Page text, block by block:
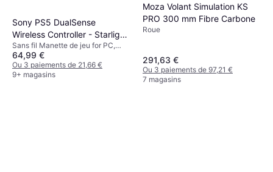
Sony PS5 DualSense
Wireless Controller - Starlight
Blue
Sans fil Manette de jeu for PC,
Android, iOS, PlayStation 5, Mac
64,99 €
Ou 3 paiements de 21,66 €
9+ magasins
Moza Volant Simulation KS
PRO 300 mm Fibre Carbone
Roue
291,63 €
Ou 3 paiements de 97,21 €
7 magasins